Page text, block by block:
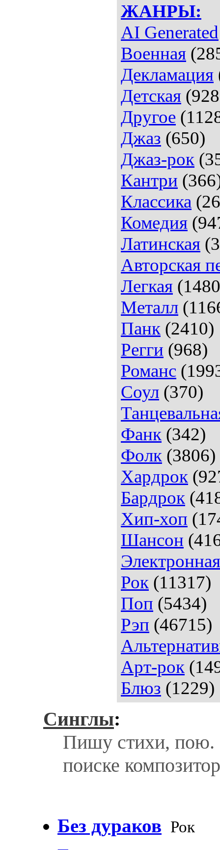
ЖАНРЫ:
AI Generated
Военная
Декламация
Детская
Другое
Джаз (650)
Джаз-рок
Кантри
Классика
Комедия
Латинская
Авторская
Легкая
Металл
Панк (2410)
Регги (968)
Романс
Соул (370)
Фанк (342)
Фолк (3806)
Хардрок
Бардрок
Хип-хоп
Шансон
Электронная
Рок (11317)
Поп (5434)
Рэп (46715)
Арт-рок
Блюз (1229)
Синглы:
Пишу стихи, пою.
поиске
Без дураков Рок